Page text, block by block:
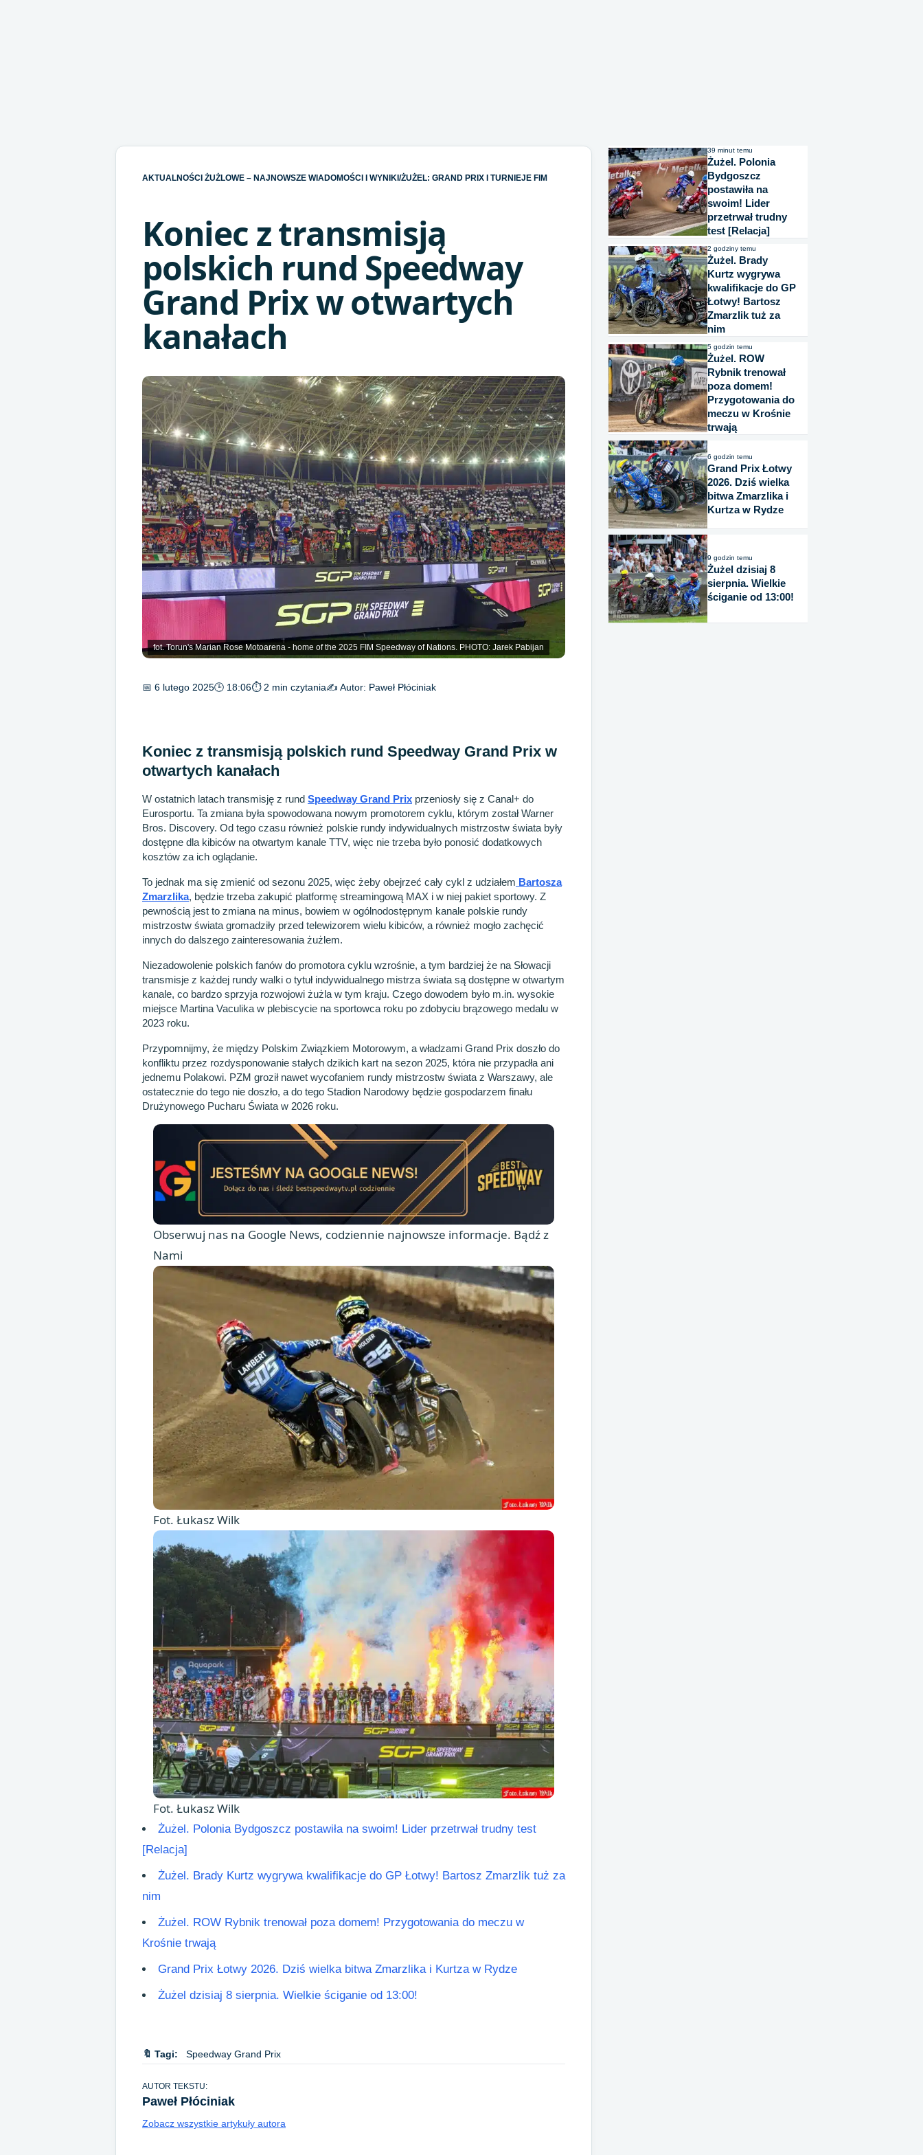
AKTUALNOŚCI ŻUŻLOWE – NAJNOWSZE WIADOMOŚCI I WYNIKI /ŻUŻEL: GRAND PRIX I TURNIEJE FIM
Koniec z transmisją
polskich rund Speedway
Grand Prix w otwartych
kanałach
fot. Torun's Marian Rose Motoarena - home of the 2025 FIM Speedway of Nations. PHOTO: Jarek Pabijan
📅 6 lutego 2025🕒 18:06⏱ 2 min czytania✍️ Autor: Paweł Płóciniak
Koniec z transmisją polskich rund Speedway Grand Prix w
otwartych kanałach
W ostatnich latach transmisję z rund Speedway Grand Prix przeniosły się z Canal+ do
Eurosportu. Ta zmiana była spowodowana nowym promotorem cyklu, którym został Warner
Bros. Discovery. Od tego czasu również polskie rundy indywidualnych mistrzostw świata były
dostępne dla kibiców na otwartym kanale TTV, więc nie trzeba było ponosić dodatkowych
kosztów za ich oglądanie.
To jednak ma się zmienić od sezonu 2025, więc żeby obejrzeć cały cykl z udziałem Bartosza
Zmarzlika, będzie trzeba zakupić platformę streamingową MAX i w niej pakiet sportowy. Z
pewnością jest to zmiana na minus, bowiem w ogólnodostępnym kanale polskie rundy
mistrzostw świata gromadziły przed telewizorem wielu kibiców, a również mogło zachęcić
innych do dalszego zainteresowania żużlem.
Niezadowolenie polskich fanów do promotora cyklu wzrośnie, a tym bardziej że na Słowacji
transmisje z każdej rundy walki o tytuł indywidualnego mistrza świata są dostępne w otwartym
kanale, co bardzo sprzyja rozwojowi żużla w tym kraju. Czego dowodem było m.in. wysokie
miejsce Martina Vaculika w plebiscycie na sportowca roku po zdobyciu brązowego medalu w
2023 roku.
Przypomnijmy, że między Polskim Związkiem Motorowym, a władzami Grand Prix doszło do
konfliktu przez rozdysponowanie stałych dzikich kart na sezon 2025, która nie przypadła ani
jednemu Polakowi. PZM groził nawet wycofaniem rundy mistrzostw świata z Warszawy, ale
ostatecznie do tego nie doszło, a do tego Stadion Narodowy będzie gospodarzem finału
Drużynowego Pucharu Świata w 2026 roku.
Obserwuj nas na Google News, codziennie najnowsze informacje. Bądź z
Nami
Fot. Łukasz Wilk
Fot. Łukasz Wilk
Żużel. Polonia Bydgoszcz postawiła na swoim! Lider przetrwał trudny test
[Relacja]
Żużel. Brady Kurtz wygrywa kwalifikacje do GP Łotwy! Bartosz Zmarzlik tuż za
nim
Żużel. ROW Rybnik trenował poza domem! Przygotowania do meczu w
Krośnie trwają
Grand Prix Łotwy 2026. Dziś wielka bitwa Zmarzlika i Kurtza w Rydze
Żużel dzisiaj 8 sierpnia. Wielkie ściganie od 13:00!
🔖 Tagi: Speedway Grand Prix
AUTOR TEKSTU:
Paweł Płóciniak
Zobacz wszystkie artykuły autora
39 minut temu
Żużel. Polonia
Bydgoszcz
postawiła na
swoim! Lider
przetrwał trudny
test [Relacja]
2 godziny temu
Żużel. Brady
Kurtz wygrywa
kwalifikacje do GP
Łotwy! Bartosz
Zmarzlik tuż za
nim
5 godzin temu
Żużel. ROW
Rybnik trenował
poza domem!
Przygotowania do
meczu w Krośnie
trwają
6 godzin temu
Grand Prix Łotwy
2026. Dziś wielka
bitwa Zmarzlika i
Kurtza w Rydze
9 godzin temu
Żużel dzisiaj 8
sierpnia. Wielkie
ściganie od 13:00!